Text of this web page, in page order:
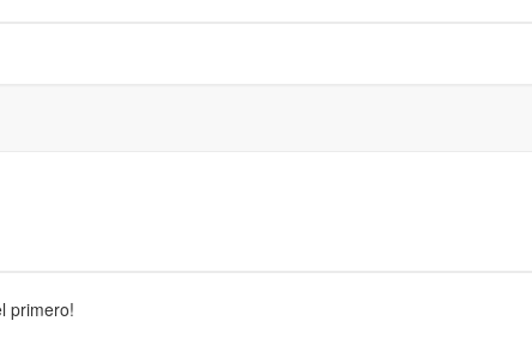
primero!